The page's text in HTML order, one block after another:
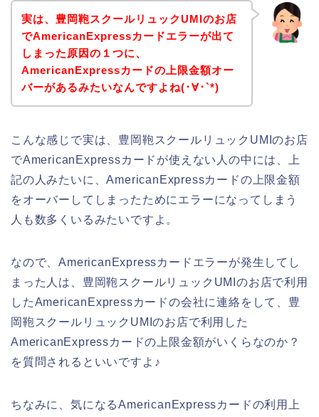
実は、豊岡鞄スクールリュックUMIのお店
でAmericanExpressカードエラーが出て
しまった原因の１つに、
AmericanExpressカードの上限金額オー
バーがあるみたいなんですよね(･∀･`*)
こんな感じで実は、豊岡鞄スクールリュックUMIのお店
でAmericanExpressカードが使えない人の中には、上
記の人みたいに、AmericanExpressカードの上限金額
をオーバーしてしまったためにエラーになってしまう
人も数多くいるみたいですよ。
なので、AmericanExpressカードエラーが発生してし
まった人は、豊岡鞄スクールリュックUMIのお店で利用
したAmericanExpressカードの会社に連絡をして、豊
岡鞄スクールリュックUMIのお店で利用した
AmericanExpressカードの上限金額がいくらなのか？
を質問されるといいですよ♪
ちなみに、気になるAmericanExpressカードの利用上